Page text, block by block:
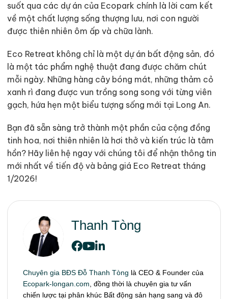
suốt qua các dự án của Ecopark chính là lời cam kết
về một chất lượng sống thượng lưu, nơi con người
được thiên nhiên ôm ấp và chữa lành.
Eco Retreat không chỉ là một dự án bất động sản, đó
là một tác phẩm nghệ thuật đang được chăm chút
mỗi ngày. Những hàng cây bóng mát, những thảm cỏ
xanh rì đang được vun trồng song song với từng viên
gạch, hứa hẹn một biểu tượng sống mới tại Long An.
Bạn đã sẵn sàng trở thành một phần của cộng đồng
tinh hoa, nơi thiên nhiên là hơi thở và kiến trúc là tâm
hồn? Hãy liên hệ ngay với chúng tôi để nhận thông tin
mới nhất về tiến độ và bảng giá Eco Retreat tháng
1/2026!
Thanh Tòng
Chuyên gia BĐS Đỗ Thanh Tòng là CEO & Founder của
Ecopark-longan.com , đồng thời là chuyên gia tư vấn
chiến lược tại phân khúc Bất động sản hạng sang và đô